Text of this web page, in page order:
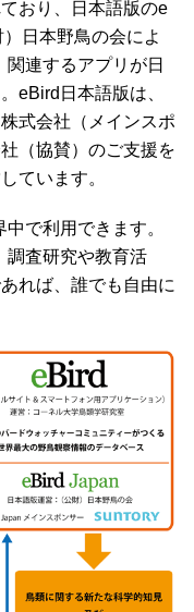
おり、日本語版のe
日本野鳥の会によ
連するアプリが日
eBird日本語版は、
式会社（メインスポ
（協賛）のご支援を
ています。
で利用できます。
調査研究や教育活
れば、誰でも自由に